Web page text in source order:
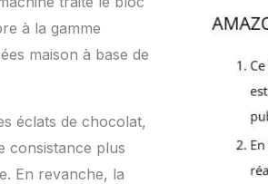
à la gamme
maison à base de
éclats de chocolat,
consistance plus
En revanche, la